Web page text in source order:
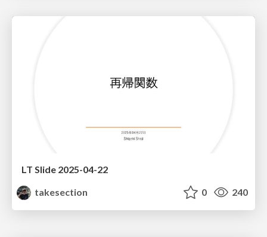
LT Slide 2025-04-22
takesection
0 240